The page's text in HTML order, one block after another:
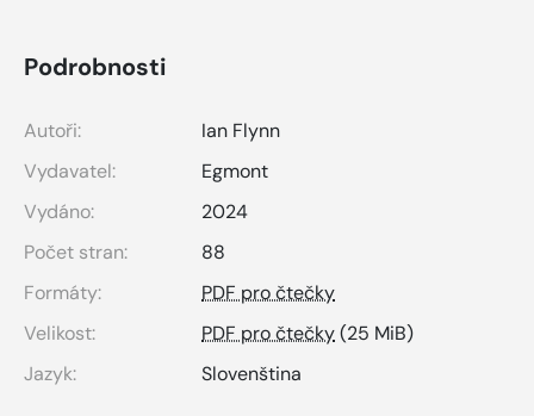
Podrobnosti
Autoři:
Ian Flynn
Vydavatel:
Egmont
Vydáno:
2024
Počet stran:
88
Formáty:
PDF pro čtečky
Velikost:
PDF pro čtečky(25 MiB)
Jazyk:
Slovenština